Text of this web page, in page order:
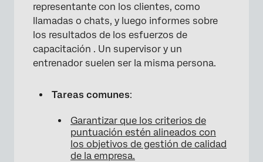
representante con los clientes, como
llamadas o chats, y luego informes sobre
los resultados de los esfuerzos de
capacitación . Un supervisor y un
entrenador suelen ser la misma persona.
Tareas comunes:
Garantizar que los criterios de
puntuación estén alineados con
los objetivos de gestión de calidad
de la empresa.